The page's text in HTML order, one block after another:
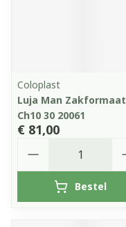
Coloplast
Luja Man Zakformaat
Ch10 30 20061
€ 81,00
Bestel